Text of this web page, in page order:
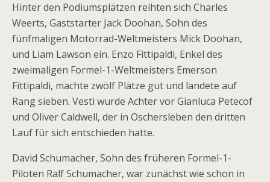
Hinter den Podiumsplätzen reihten sich Charles
Weerts, Gaststarter Jack Doohan, Sohn des
fünfmaligen Motorrad-Weltmeisters Mick Doohan,
und Liam Lawson ein. Enzo Fittipaldi, Enkel des
zweimaligen Formel-1-Weltmeisters Emerson
Fittipaldi, machte zwölf Plätze gut und landete auf
Rang sieben. Vesti wurde Achter vor Gianluca Petecof
und Oliver Caldwell, der in Oschersleben den dritten
Lauf für sich entschieden hatte.
David Schumacher, Sohn des früheren Formel-1-
Piloten Ralf Schumacher, war zunächst wie schon in